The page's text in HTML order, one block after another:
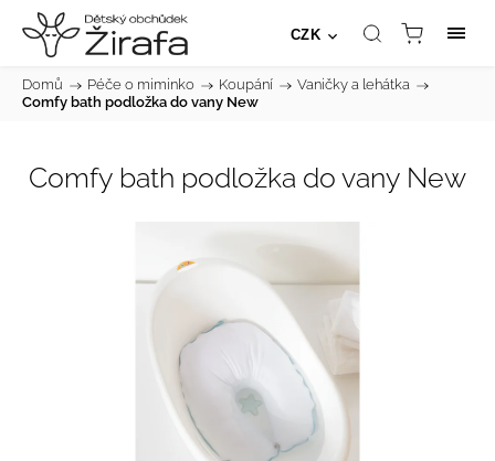
CZK
Domů / Péče o miminko / Koupání / Vaničky a lehátka /
Comfy bath podložka do vany New
Comfy bath podložka do vany New